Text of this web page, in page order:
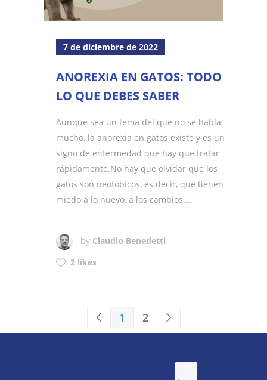
7 de diciembre de 2022
ANOREXIA EN GATOS: TODO
LO QUE DEBES SABER
Aunque sea un tema del que no se habla
mucho, la anorexia en gatos existe y es un
signo de enfermedad que hay que tratar
rápidamente.No hay que olvidar que los
gatos son neofóbicos, es decir, que tienen
miedo a lo nuevo, a los cambios....
by Claudio Benedetti
2 likes
1 2